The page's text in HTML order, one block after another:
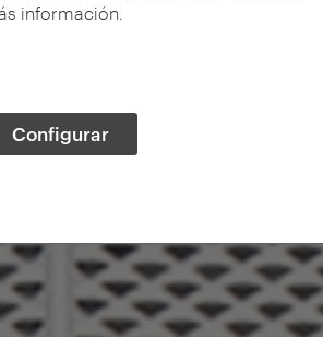
información.
Configurar